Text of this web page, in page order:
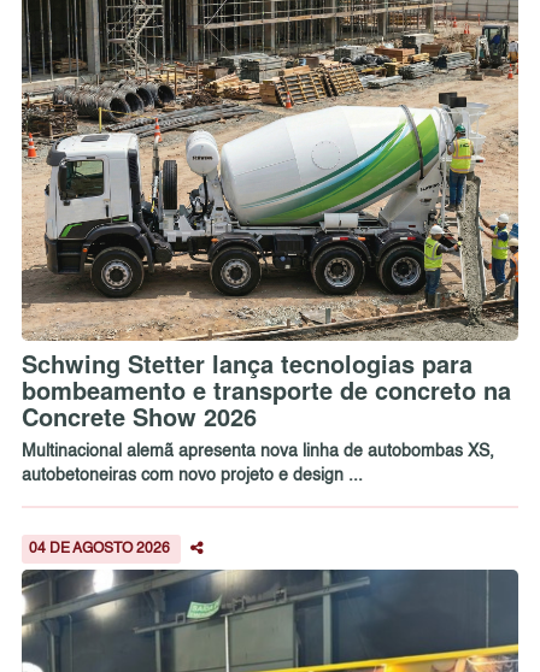
Schwing Stetter lança tecnologias para
bombeamento e transporte de concreto na
Concrete Show 2026
Multinacional alemã apresenta nova linha de autobombas XS,
autobetoneiras com novo projeto e design ...
04 DE AGOSTO 2026